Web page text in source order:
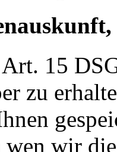
Art. 15
zu
wen wir